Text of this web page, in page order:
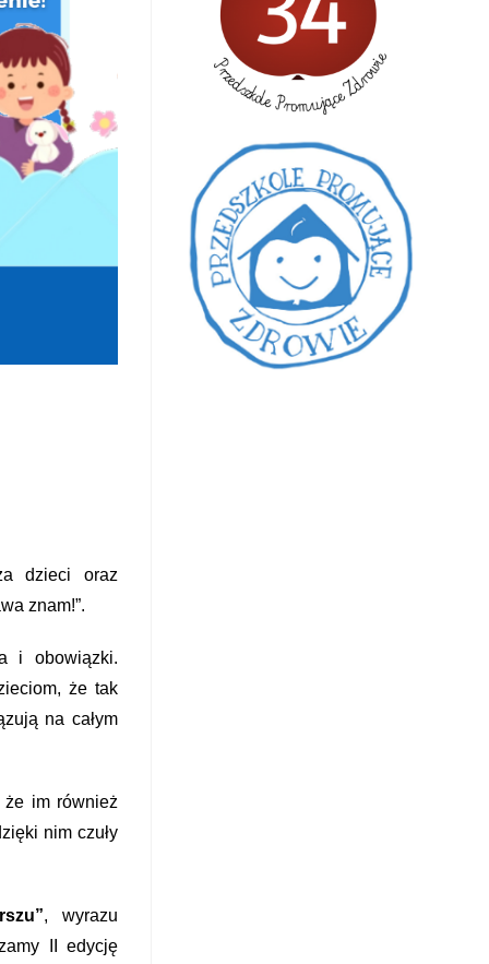
dzieci oraz
znam!”.
i obowiązki.
że tak
na całym
że im również
nim czuły
, wyrazu
II edycję